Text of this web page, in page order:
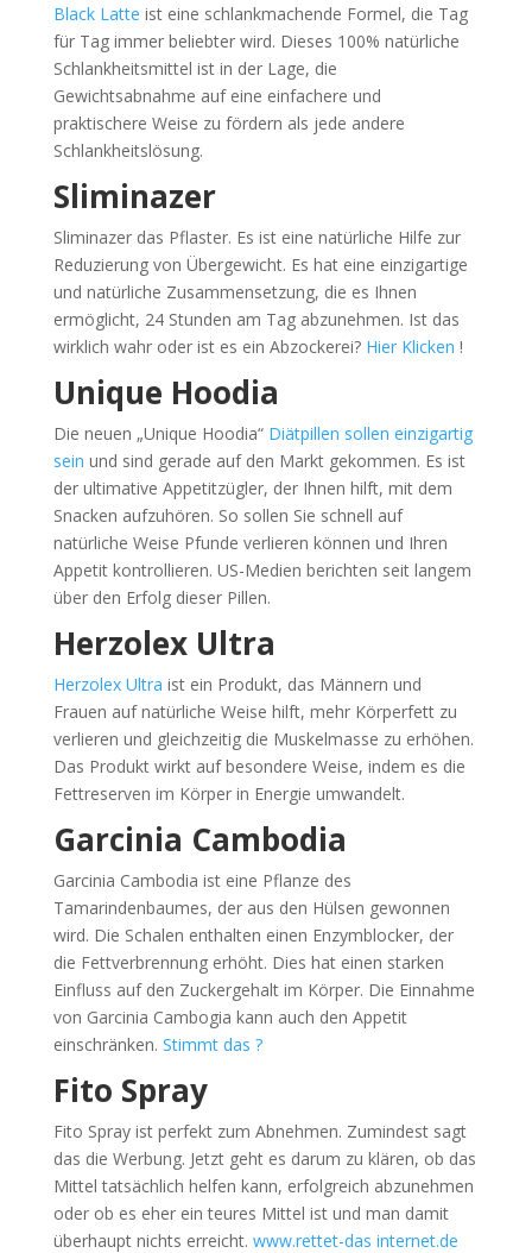
Black Latte ist eine schlankmachende Formel, die Tag
für Tag immer beliebter wird. Dieses 100% natürliche
Schlankheitsmittel ist in der Lage, die
Gewichtsabnahme auf eine einfachere und
praktischere Weise zu fördern als jede andere
Schlankheitslösung.
Sliminazer
Sliminazer das Pflaster. Es ist eine natürliche Hilfe zur
Reduzierung von Übergewicht. Es hat eine einzigartige
und natürliche Zusammensetzung, die es Ihnen
ermöglicht, 24 Stunden am Tag abzunehmen. Ist das
wirklich wahr oder ist es ein Abzockerei? Hier Klicken !
Unique Hoodia
Die neuen „Unique Hoodia“ Diätpillen sollen einzigartig
sein und sind gerade auf den Markt gekommen. Es ist
der ultimative Appetitzügler, der Ihnen hilft, mit dem
Snacken aufzuhören. So sollen Sie schnell auf
natürliche Weise Pfunde verlieren können und Ihren
Appetit kontrollieren. US-Medien berichten seit langem
über den Erfolg dieser Pillen.
Herzolex Ultra
Herzolex Ultra ist ein Produkt, das Männern und
Frauen auf natürliche Weise hilft, mehr Körperfett zu
verlieren und gleichzeitig die Muskelmasse zu erhöhen.
Das Produkt wirkt auf besondere Weise, indem es die
Fettreserven im Körper in Energie umwandelt.
Garcinia Cambodia
Garcinia Cambodia ist eine Pflanze des
Tamarindenbaumes, der aus den Hülsen gewonnen
wird. Die Schalen enthalten einen Enzymblocker, der
die Fettverbrennung erhöht. Dies hat einen starken
Einfluss auf den Zuckergehalt im Körper. Die Einnahme
von Garcinia Cambogia kann auch den Appetit
einschränken. Stimmt das ?
Fito Spray
Fito Spray ist perfekt zum Abnehmen. Zumindest sagt
das die Werbung. Jetzt geht es darum zu klären, ob das
Mittel tatsächlich helfen kann, erfolgreich abzunehmen
oder ob es eher ein teures Mittel ist und man damit
überhaupt nichts erreicht. www.rettet-das internet.de